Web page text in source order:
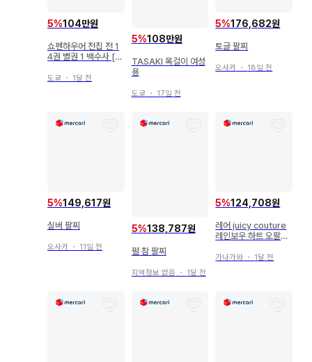
5%104만원
쇼펜하우어 전집 전 1
4권 별권 1 백수사 [한
도쿄 ・ 1달 전
5%108만원
TASAKI 목걸이 여성
용
도쿄 ・ 17일 전
5%176,682원
토글 팔찌
오사카 ・ 18일 전
5%149,617원
실버 팔찌
오사카 ・ 11일 전
5%138,787원
펄 참 팔찌
지역정보 없음 ・ 1달 전
5%124,708원
레어 juicy couture
레인보우 하트 오팔색
가나가와 ・ 1달 전